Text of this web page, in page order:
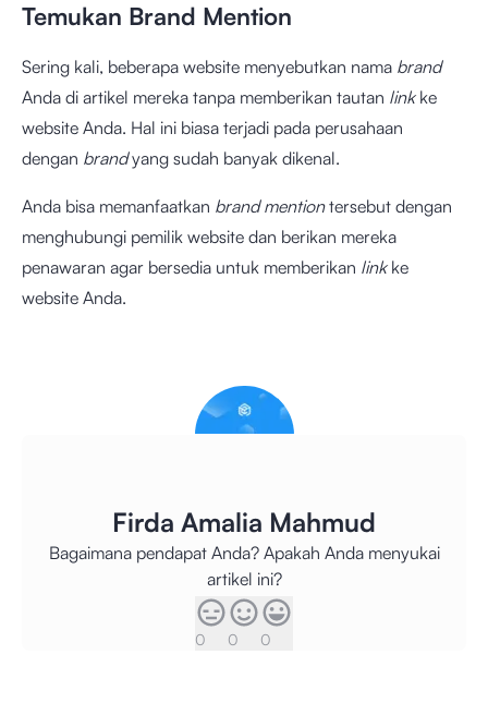
Temukan Brand Mention
Sering kali, beberapa website menyebutkan nama brand
Anda di artikel mereka tanpa memberikan tautan linkke
website Anda. Hal ini biasa terjadi pada perusahaan
dengan brandyang sudah banyak dikenal.
Anda bisa memanfaatkan brand mentiontersebut dengan
menghubungi pemilik website dan berikan mereka
penawaran agar bersedia untuk memberikan linkke
website Anda.
Firda Amalia Mahmud
Bagaimana pendapat Anda? Apakah Anda menyukai
artikel ini?
0 0 0